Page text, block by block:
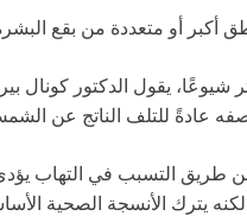
أكبر أو متعددة من بقع
شيوعًا، يقول الدكتور كونال
للتلف الناتج عن الشمس على
طريق التسبب في التهاب
لكنه يترك الأنسجة الصحية